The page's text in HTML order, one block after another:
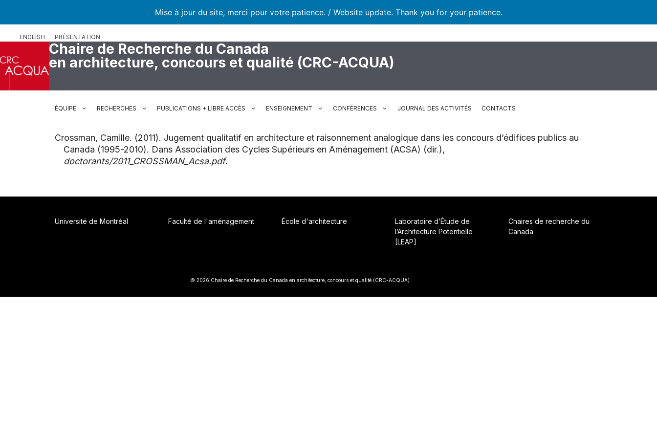
Mise à jour du site, merci pour votre patience. / Website update. Thank you for your patience.
ENGLISH PRÉSENTATION
Chaire de Recherche du Canada
en architecture, concours et qualité (CRC-ACQUA)
ÉQUIPE RECHERCHES PUBLICATIONS + LIBRE ACCÈS ENSEIGNEMENT CONFÉRENCES JOURNAL DES ACTIVITÉS CONTACTS
Crossman, Camille. (2011). Jugement qualitatif en architecture et raisonnement analogique dans les concours d’édifices publics au
Canada (1995-2010). Dans Association des Cycles Supérieurs en Aménagement (ACSA) (dir.),
doctorants/2011_CROSSMAN_Acsa.pdf.
Université de Montréal Faculté de l'aménagement École d'architecture
Laboratoire d’Étude de
l’Architecture Potentielle
[LEAP]
Chaires de recherche du
Canada
© 2026 Chaire de Recherche du Canada en architecture, concours et qualité (CRC-ACQUA)